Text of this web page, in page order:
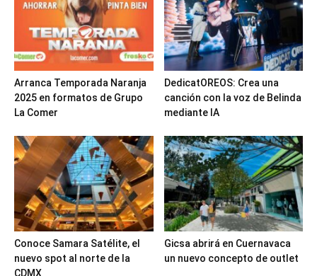
Arranca Temporada Naranja
2025 en formatos de Grupo
La Comer
DedicatOREOS: Crea una
canción con la voz de Belinda
mediante IA
Conoce Samara Satélite, el
nuevo spot al norte de la
CDMX
Gicsa abrirá en Cuernavaca
un nuevo concepto de outlet